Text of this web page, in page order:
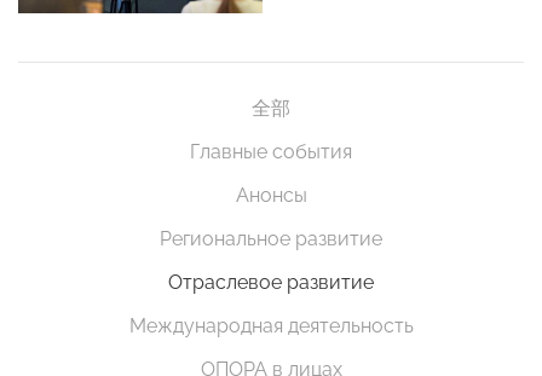
全部
Главные события
Анонсы
Региональное развитие
Отраслевое развитие
Международная деятельность
ОПОРА в лицах